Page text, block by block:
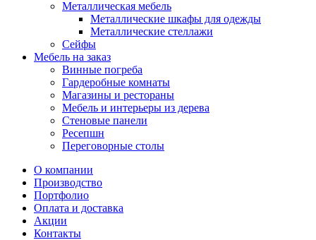
Металлическая мебель
Металлические шкафы для одежды
Металлические стеллажи
Сейфы
Мебель на заказ
Винные погреба
Гардеробные комнаты
Магазины и рестораны
Мебель и интерьеры из дерева
Стеновые панели
Ресепшн
Переговорные столы
О компании
Производство
Портфолио
Оплата и доставка
Акции
Контакты